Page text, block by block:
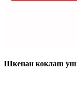
Шкенан коклаш